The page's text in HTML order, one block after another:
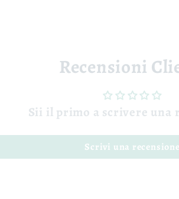
Recensioni
Sii il primo a scrivere una
Scrivi una recensione